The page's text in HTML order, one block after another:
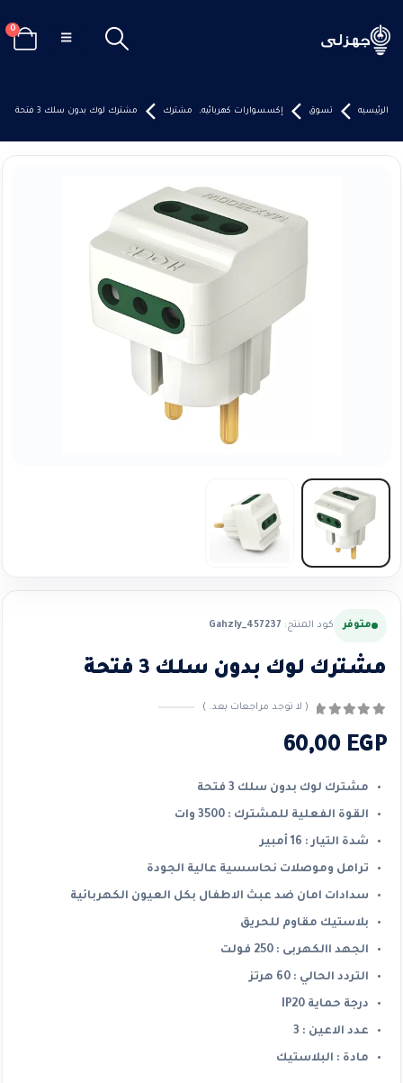
0
الرئيسيه تسوق إكسسوارات كهربائيه, مشترك مشترك لوك بدون سلك 3 فتحة
متوفر كود المنتج: Gahzly_457237
مشترك لوك بدون سلك 3 فتحة
( لا توجد مراجعات بعد. )
60,00 EGP
مشترك لوك بدون سلك 3 فتحة
القوة الفعلية للمشترك : 3500 وات
شدة التيار : 16 أمبير
ترامل وموصلات نحاسسية عالية الجودة
سدادات امان ضد عبث الاطفال بكل العيون الكهربائية
بلاستيك مقاوم للحريق
الجهد االكهربى : 250 فولت
التردد الحالي : 60 هرتز
درجة حماية IP20
عدد الاعين : 3
مادة : البلاستيك